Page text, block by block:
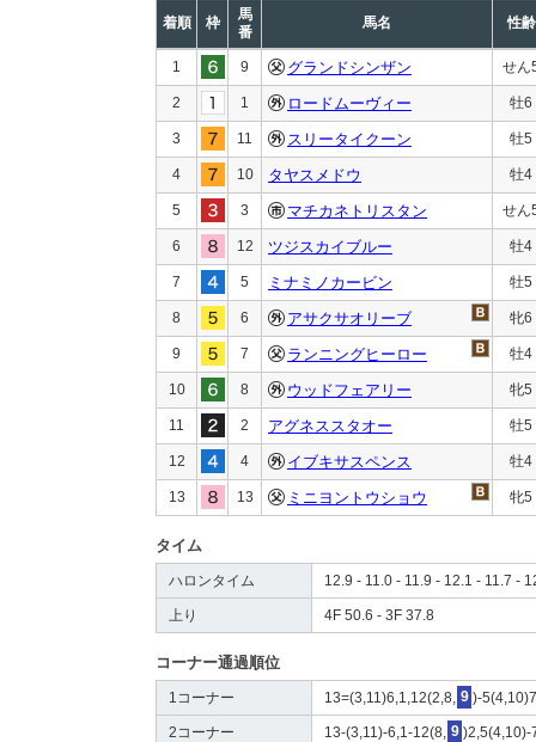
着順 枠
馬
番
馬名 性齢
1 9 グランドシンザン せん
2 1 ロードムーヴィー 牡6
3 11 スリータイクーン 牡5
4 10 タヤスメドウ 牡4
5 3 マチカネトリスタン せん
6 12 ツジスカイブルー 牡4
7 5 ミナミノカービン 牡5
8 6 アサクサオリーブ 牝6
9 7 ランニングヒーロー 牡4
10 8 ウッドフェアリー 牝5
11 2 アグネススタオー 牡5
12 4 イブキサスペンス 牡4
13 13 ミニヨントウショウ 牝5
タイム
ハロンタイム 12.9 - 11.0 - 11.9 - 12.1 - 11.7 -
上り 4F 50.6 - 3F 37.8
コーナー通過順位
1コーナー 13=(3,11)6,1,12(2,8, 9 )-
2コーナー 13-(3,11)-6,1-12(8, 9 )2,5(4,10)-